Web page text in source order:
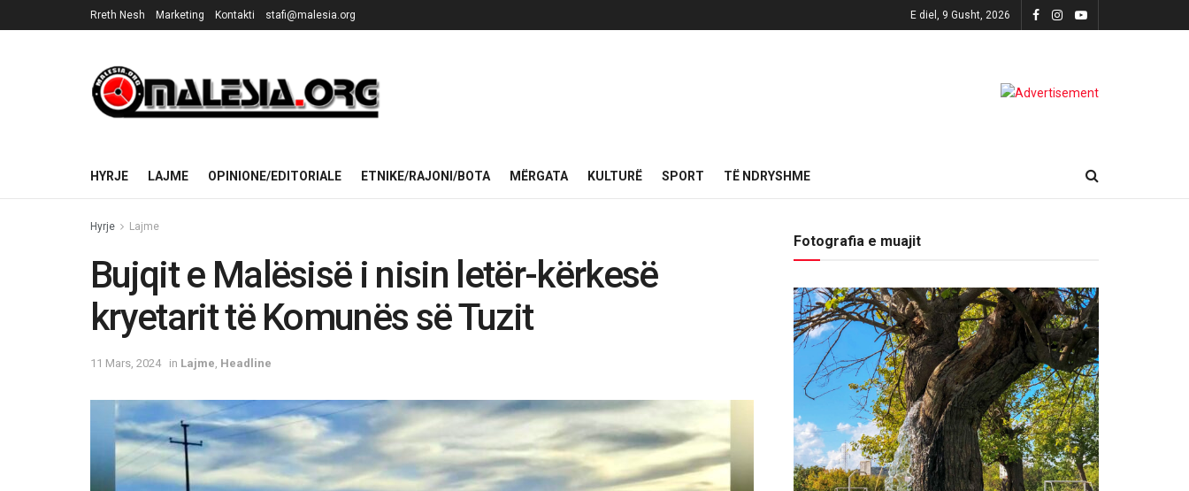
Rreth Nesh Marketing Kontakti stafi@malesia.org E diel, 9 Gusht, 2026
HYRJE LAJME OPINIONE/EDITORIALE ETNIKE/RAJONI/BOTA MËRGATA KULTURË SPORT TË NDRYSHME
Hyrje Lajme
Bujqit e Malësisë i nisin letër-kërkesë
kryetarit të Komunës së Tuzit
11 Mars, 2024 in Lajme Headline
Fotografia e muajit